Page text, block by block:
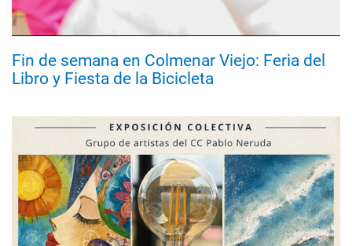
Fin de semana en Colmenar Viejo: Feria del
Libro y Fiesta de la Bicicleta